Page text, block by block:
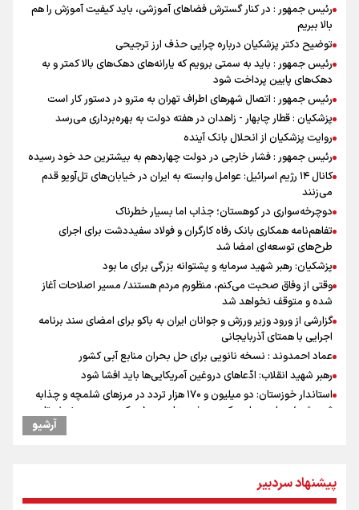
رئیس جمهور : در کنار گسترش فضاهای آموزشی، باید کیفیت آموزش را هم
بالا ببریم
توضیح دکتر پزشکیان درباره چرایی حذف ارز ترجیحی
رئیس جمهور : باید به سمتی برویم که یارانه‌های دهک‌های بالا کمتر و به
دهک‌های پایین پرداخت شود
رئیس جمهور : اتصال شهرهای اطراف تهران به مترو در دستور کار است
پزشکیان : قطار چابهار - زاهدان در هفته دولت به بهره‌برداری می‌رسد
روایت پزشکیان از انحلال بانک آینده
رئیس جمهور : فشار خارجی در دولت چهاردهم به بیشترین حد خود رسیده
کانال ۱۴ رژیم اسرائیل: عوامل وابسته به ایران در خیابان‌های تل‌آویو قدم
می‌زنند
دوچرخه‌سواری در کوهستان؛ جذاب اما بسیار خطرناک
تفاهم‌نامه همکاری بانک رفاه کارگران و فولاد سفیددشت برای اجرای
طرح‌های توسعه‌ای امضا شد
پزشکیان: رهبر شهید سرمایه و پشتوانه بزرگی برای ما بود
وقتی از وفاق صحبت می‌کنم، منظورم مردم هستند/ مسیر اصلاحات آغاز
شده و متوقف نخواهد شد
گزارشی از ورود وزیر ورزش و جوانان ایران به باکو برای امضای سند برنامه
اجرایی با همتای آذربایجانی
عماد احمدوند : نسخه نانویی برای حل بحران منابع آبی کشور
رهبر شهید انقلاب: ادّعاهای دروغین آمریکایی‌ها باید افشا شود
استاندار خوزستان: دو میلیون و ۱۷۰ هزار تردد در مرزهای شلمچه و چذابه
ثبت شد / برپایی هزار موکب در خوزستان و ۱۰۰ موکب در مسیر نجف تا
جابجایی مرکز ثقل اقتصاد جهان انجام شد/ فرصت طلایی برای اقتصاد
ایران +نمودار
آرشیو
پیشنهاد سردبیر